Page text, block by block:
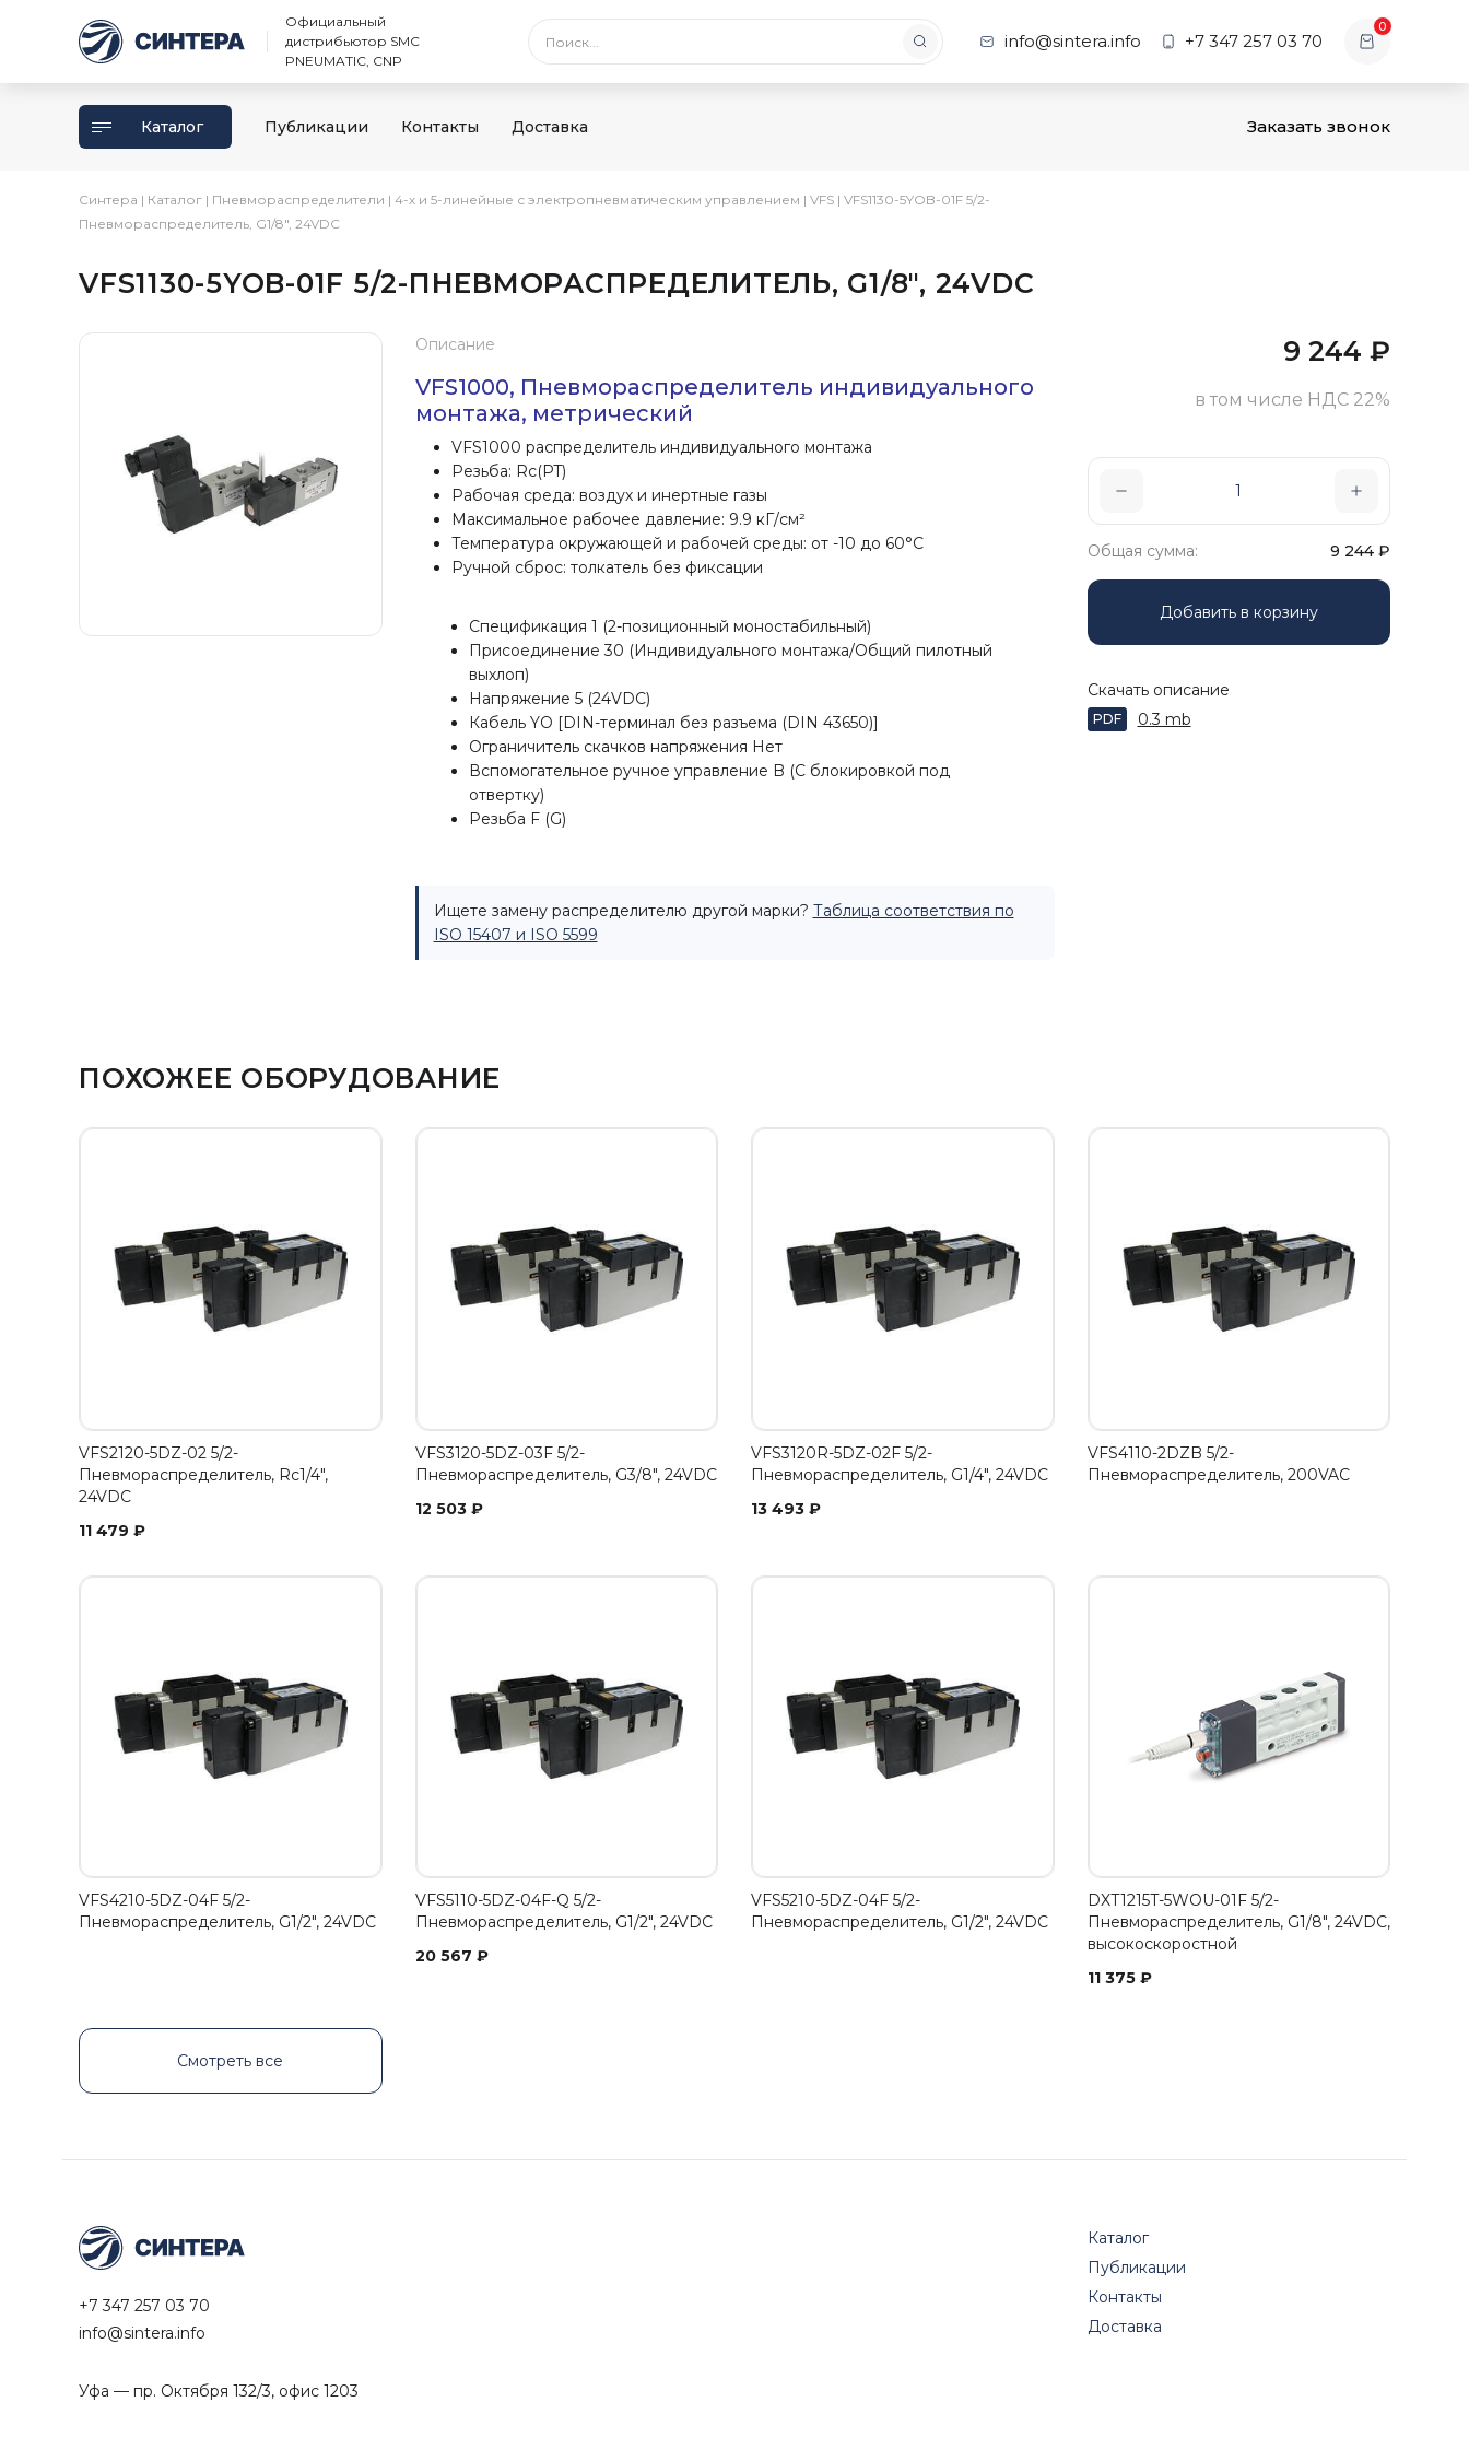
Официальный
дистрибьютор SMC
PNEUMATIC, CNP
info@sintera.info +7 347 257 03 70
0
Каталог Публикации Контакты Доставка Заказать звонок
Синтера | Каталог | Пневмораспределители | 4-х и 5-линейные с электропневматическим управлением | VFS | VFS1130-5YOB-01F 5/2-
Пневмораспределитель, G1/8″, 24VDC
VFS1130-5YOB-01F 5/2-ПНЕВМОРАСПРЕДЕЛИТЕЛЬ, G1/8″, 24VDC
Описание
VFS1000, Пневмораспределитель индивидуального
монтажа, метрический
VFS1000 распределитель индивидуального монтажа
Резьба: Rc(PT)
Рабочая среда: воздух и инертные газы
Максимальное рабочее давление: 9.9 кГ/см²
Температура окружающей и рабочей среды: от -10 до 60°C
Ручной сброс: толкатель без фиксации
Спецификация 1 (2-позиционный моностабильный)
Присоединение 30 (Индивидуального монтажа/Общий пилотный
выхлоп)
Напряжение 5 (24VDC)
Кабель YO [DIN-терминал без разъема (DIN 43650)]
Ограничитель скачков напряжения Нет
Вспомогательное ручное управление B (С блокировкой под
отвертку)
Резьба F (G)
Ищете замену распределителю другой марки? Таблица соответствия по
ISO 15407 и ISO 5599
9 244 ₽
в том числе НДС 22%
Общая сумма: 9 244 ₽
Добавить в корзину
Скачать описание
PDF 0.3 mb
ПОХОЖЕЕ ОБОРУДОВАНИЕ
VFS2120-5DZ-02 5/2-
Пневмораспределитель, Rc1/4",
24VDC
11 479 ₽
VFS3120-5DZ-03F 5/2-
Пневмораспределитель, G3/8", 24VDC
12 503 ₽
VFS3120R-5DZ-02F 5/2-
Пневмораспределитель, G1/4", 24VDC
13 493 ₽
VFS4110-2DZB 5/2-
Пневмораспределитель, 200VAC
VFS4210-5DZ-04F 5/2-
Пневмораспределитель, G1/2", 24VDC
VFS5110-5DZ-04F-Q 5/2-
Пневмораспределитель, G1/2", 24VDC
20 567 ₽
VFS5210-5DZ-04F 5/2-
Пневмораспределитель, G1/2", 24VDC
DXT1215T-5WOU-01F 5/2-
Пневмораспределитель, G1/8", 24VDC,
высокоскоростной
11 375 ₽
Смотреть все
+7 347 257 03 70
info@sintera.info
Уфа — пр. Октября 132/3, офис 1203
Каталог
Публикации
Контакты
Доставка